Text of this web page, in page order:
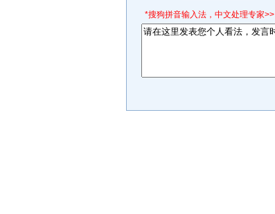
*搜狗拼音输入法，中文处理专家>>